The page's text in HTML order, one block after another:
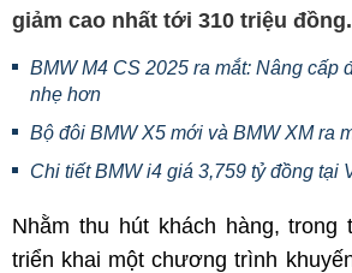
giảm cao nhất tới 310 triệu đồng.
BMW M4 CS 2025 ra mắt: Nâng cấp
nhẹ hơn
Bộ đôi BMW X5 mới và BMW XM ra
Chi tiết BMW i4 giá 3,759 tỷ đồng tại
Nhằm thu hút khách hàng, trong
triển khai một chương trình